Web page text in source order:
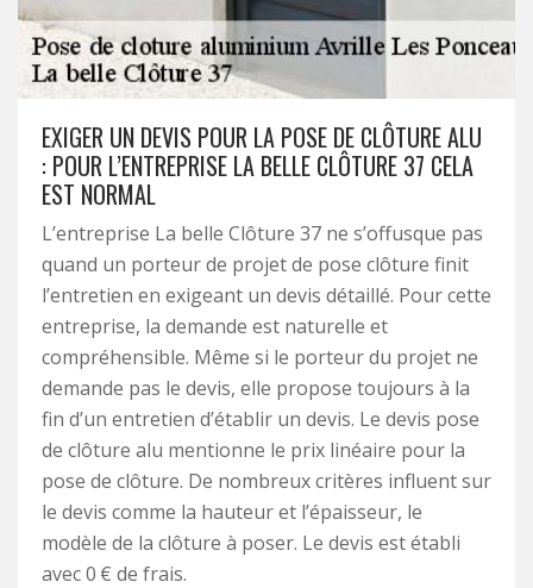
EXIGER UN DEVIS POUR LA POSE DE CLÔTURE ALU
: POUR L’ENTREPRISE LA BELLE CLÔTURE 37 CELA
EST NORMAL
L’entreprise La belle Clôture 37 ne s’offusque pas
quand un porteur de projet de pose clôture finit
l’entretien en exigeant un devis détaillé. Pour cette
entreprise, la demande est naturelle et
compréhensible. Même si le porteur du projet ne
demande pas le devis, elle propose toujours à la
fin d’un entretien d’établir un devis. Le devis pose
de clôture alu mentionne le prix linéaire pour la
pose de clôture. De nombreux critères influent sur
le devis comme la hauteur et l’épaisseur, le
modèle de la clôture à poser. Le devis est établi
avec 0 € de frais.